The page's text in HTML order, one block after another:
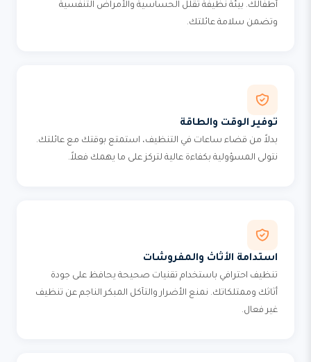
أطفالك. بيئة نظيفة تقلل الحساسية والأمراض التنفسية
وتضمن سلامة عائلتك.
توفير الوقت والطاقة
بدلاً من قضاء ساعات في التنظيف، استمتع بوقتك مع عائلتك.
نتولى المسؤولية بكفاءة عالية لتركز على ما يهمك فعلاً.
استدامة الأثاث والمفروشات
تنظيف احترافي باستخدام تقنيات صحيحة يحافظ على جودة
أثاثك وممتلكاتك. نمنع الأضرار والتآكل المبكر الناجم عن تنظيف
غير فعال.